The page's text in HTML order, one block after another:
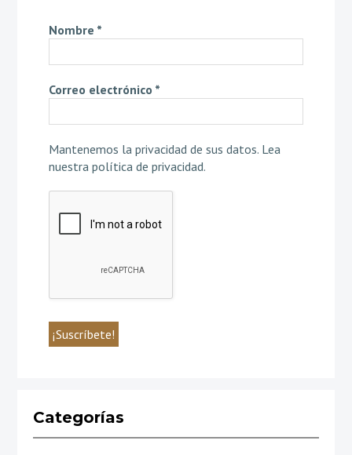
Nombre *
Correo electrónico *
Mantenemos la privacidad de sus datos. Lea
nuestra política de privacidad.
Categorías